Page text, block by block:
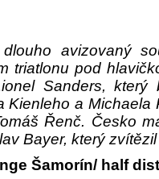
avizovaný
triatlonu pod
Sanders, který
Kienleho a Michaela
Řenč. Česko
Bayer, který
Šamorín/ half